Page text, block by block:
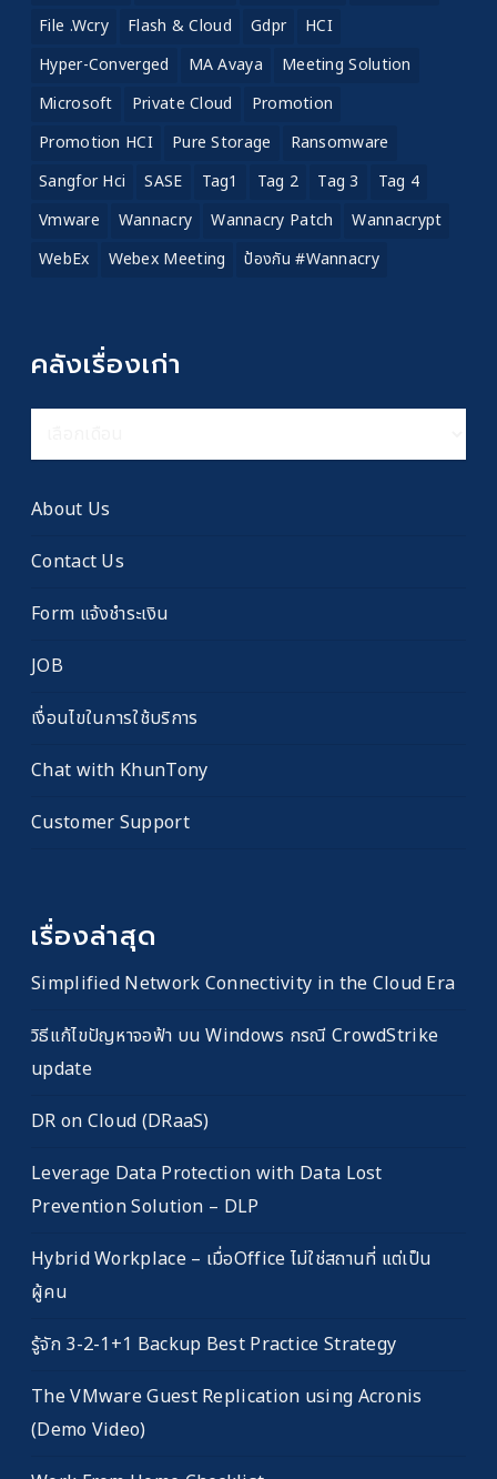
File .wcry
Flash & Cloud Gdpr
HCI
Hyper-Converged
MA Avaya
Meeting Solution
Microsoft
Private Cloud
Promotion
Promotion HCI
Pure Storage
Ransomware
Sangfor Hci
SASE Tag1 Tag 2 Tag 3
Tag 4
Vmware
Wannacry Wannacry Patch
Wannacrypt
WebEx
Webex Meeting ป้องกัน #wannacry
คลังเรื่องเก่า
เรื่อง
About Us
Contact Us
Form แจ้งชำระเงิน
JOB
เงื่อนไขในการใช้บริการ
Chat with KhunTony
Customer Support
เรื่องล่าสุด
Simplified Network Connectivity in the Cloud Era
วิธีแก้ไขปัญหาจอฟ้า บน Windows กรณี CrowdStrike
update
DR on Cloud (DRaaS)
Leverage Data Protection with Data Lost
Prevention Solution – DLP
Hybrid Workplace – เมื่อOffice ไม่ใช่สถานที่ แต่เป็น
ผู้คน
รู้จัก 3-2-1+1 Backup Best Practice Strategy
The VMware Guest Replication using Acronis
(Demo Video)